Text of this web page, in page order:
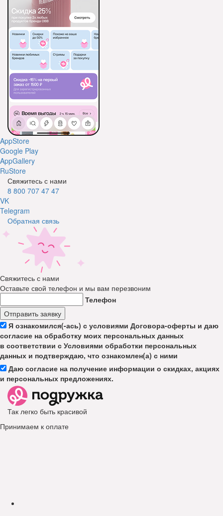
AppStore
Google Play
AppGallery
RuStore
Свяжитесь с нами
8 800 707 47 47
VK
Telegram
Обратная связь
Свяжитесь с нами
Оставьте свой телефон и мы вам перезвоним
Телефон
Отправить заявку
Я ознакомился(-ась) с условиями Договора-оферты и даю
согласие на обработку моих персональных данных
в соответствии с Условиями обработки персональных
данных и подтверждаю, что ознакомлен(а) с ними
Даю согласие на получение информации о скидках, акциях
и персональных предложениях.
Так легко быть красивой
Принимаем к оплате